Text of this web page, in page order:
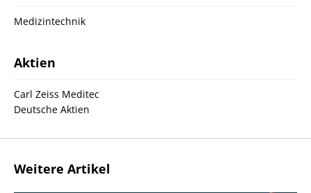
Medizintechnik
Aktien
Carl Zeiss Meditec
Deutsche Aktien
Weitere Artikel